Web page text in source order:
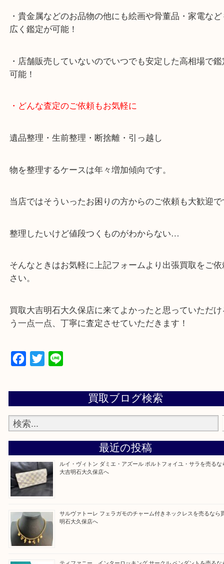
2号線大久保西交差点を北へ曲がってすぐ！
・10年以上のベテランスタッフがご対応！
・10時から19時まで営業中
・全国1,100店舗以上で展開しているスケールメリ
額査定！
・店舗販売していないのでいつでも安定した高相場
可能！
・どんな査定のご依頼もお気軽に
当店ではそういったお困りの方からのご依頼も大歓
整理したいけど値段つくものがわからない…
そんなときはお気軽に上記フォームより出張買取を
さい。
買取大吉明石大久保店に来てよかったと思っていた
う一点一点、丁寧に査定させていただきます！